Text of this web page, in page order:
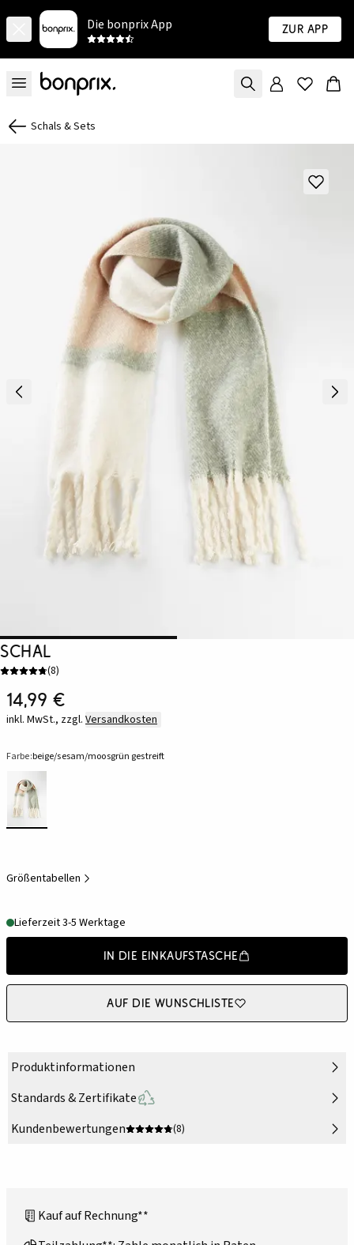
Die bonprix App Zur App
Schals & Sets
Schal
(8)
14,99 €
inkl. MwSt., zzgl. Versandkosten
Farbe:beige/sesam/moosgrün gestreift
Größentabellen
Lieferzeit 3-5 Werktage
In die Einkaufstasche
Auf die Wunschliste
Produktinformationen
Standards & Zertifikate
Kundenbewertungen
(8)
Kauf auf Rechnung**